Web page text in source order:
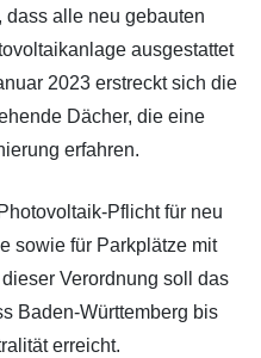
dass alle neu gebauten
ausgestattet
2023 erstreckt sich die
Dächer, die eine
erfahren.
Pflicht für neu
sowie für Parkplätze mit
Verordnung soll das
Baden-Württemberg bis
erreicht.